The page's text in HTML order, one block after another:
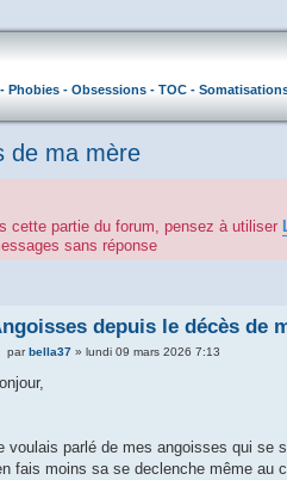
Phobies - Obsessions - TOC -
de ma mère
cette partie du forum, pensez à utiliser
sans réponse
depuis le décès de
M
s
parbella37» lundi 09 mars 2026 7:13
voulais parlé de mes angoisses qui se
fais moins sa se declenche même au